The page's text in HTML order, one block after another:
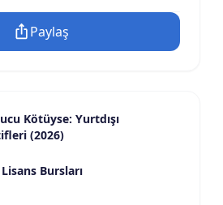
Paylaş
Kötüyse: Yurtdışı
(2026)
Lisans Bursları